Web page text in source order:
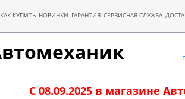
КАК КУПИТЬ НОВИНКИ ГАРАНТИЯ СЕРВИСНАЯ СЛУЖБА
С 08.09.2025 в магазине